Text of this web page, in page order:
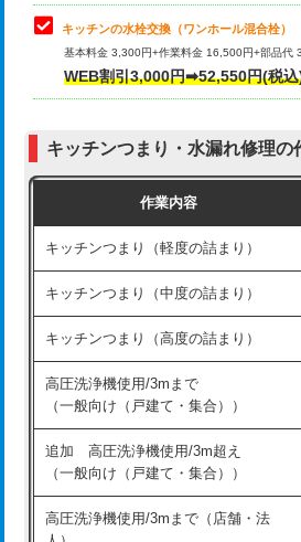
用（追加）/3ｍ超え)
給水管工事※（ライニング鋼管・銅
管・ポリ管・HT管使用/3ｍまで)
管・ポリ管・HT管使用/3ｍ超え)
排水管工事（土の掘削・埋め戻し作
排水管工事（排水管工事/3ｍまで）
排水管工事（追加 排水管工事/3ｍ超
マス交換（深さ50㎝未満）
マス交換（深さ50㎝以上）
コンクリート斫り（厚さ10㎝まで）
お風呂タンク脱着
その他部品の脱着
式・ワンホール）)
交換・取付(排水栓・排水トラップ
持込商品取付（単水栓）
持込商品取付（混合水栓）
キッチンの水栓交換（ワンホール混合栓）
基本料金 3,300円+作業料金 16,500円+部品代
WEB割引3,000円➡52,550円(税
キッチンつまり・水漏れ修理の
作業内容
キッチンつまり（軽度の詰まり）
キッチンつまり（中度の詰まり）
キッチンつまり（高度の詰まり）
高圧洗浄機使用/3mまで
（一般向け（戸建て・集合））
追加 高圧洗浄機使用/3m超え
（一般向け（戸建て・集合））
高圧洗浄機使用/3mまで（店舗・法